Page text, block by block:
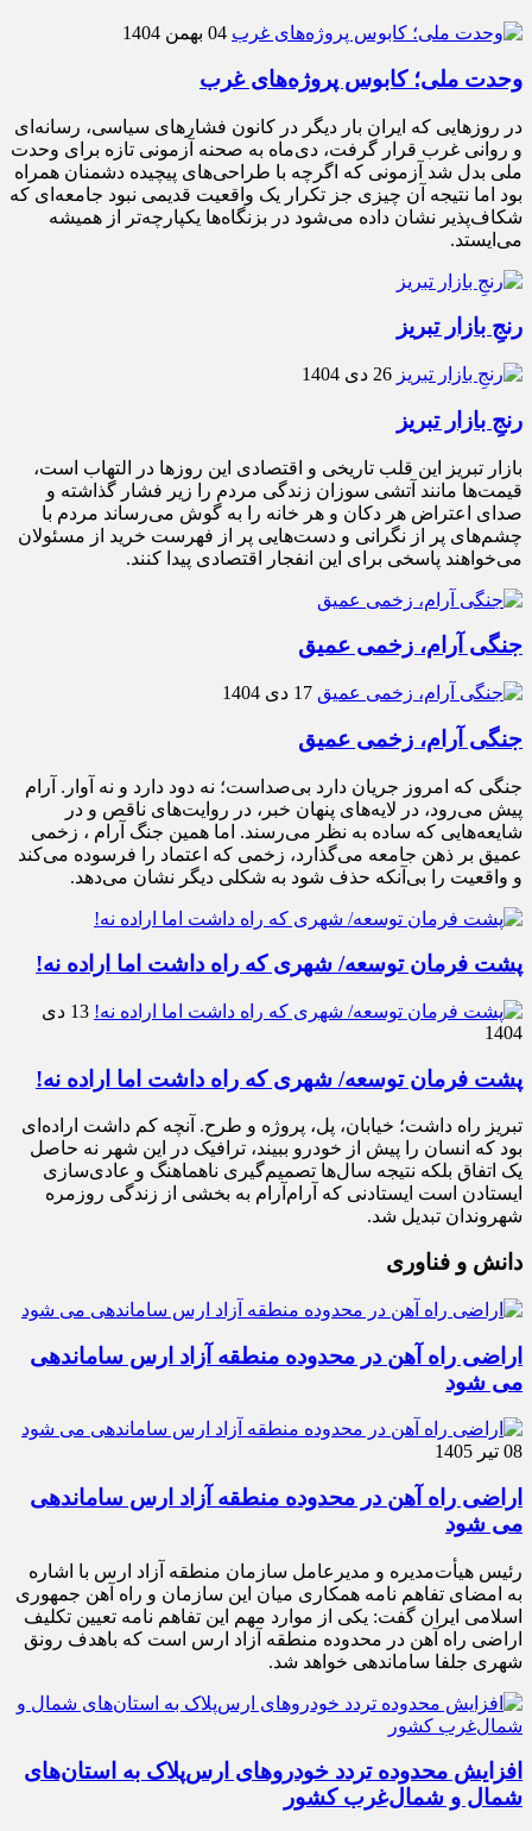
04 بهمن 1404
وحدت ملی؛ کابوس پروژه‌های غرب
در روزهایی که ایران بار دیگر در کانون فشارهای سیاسی، رسانه‌ای
و روانی غرب قرار گرفت، دی‌ماه به صحنه آزمونی تازه برای وحدت
ملی بدل شد آزمونی که اگرچه با طراحی‌های پیچیده دشمنان همراه
بود اما نتیجه آن چیزی جز تکرار یک واقعیت قدیمی نبود جامعه‌ای که
شکاف‌پذیر نشان داده می‌شود در بزنگاه‌ها یکپارچه‌تر از همیشه
می‌ایستد.
رنجِ بازار تبریز
26 دی 1404
رنجِ بازار تبریز
بازار تبریز این قلب تاریخی و اقتصادی این روزها در التهاب است،
قیمت‌ها مانند آتشی سوزان زندگی مردم را زیر فشار گذاشته و
صدای اعتراض هر دکان و هر خانه را به گوش می‌رساند مردم با
چشم‌های پر از نگرانی و دست‌هایی پر از فهرست خرید از مسئولان
می‌خواهند پاسخی برای این انفجار اقتصادی پیدا کنند.
جنگی آرام، زخمی عمیق
17 دی 1404
جنگی آرام، زخمی عمیق
جنگی که امروز جریان دارد بی‌صداست؛ نه دود دارد و نه آوار. آرام
پیش می‌رود، در لایه‌های پنهان خبر، در روایت‌های ناقص و در
شایعه‌هایی که ساده به نظر می‌رسند. اما همین جنگ آرام ، زخمی
عمیق بر ذهن جامعه می‌گذارد، زخمی که اعتماد را فرسوده می‌کند
و واقعیت را بی‌آنکه حذف شود به شکلی دیگر نشان می‌دهد.
پشت فرمان توسعه/ شهری که راه داشت اما اراده نه!
13 دی
1404
پشت فرمان توسعه/ شهری که راه داشت اما اراده نه!
تبریز راه داشت؛ خیابان، پل، پروژه و طرح. آنچه کم داشت اراده‌ای
بود که انسان را پیش از خودرو ببیند، ترافیک در این شهر نه حاصل
یک اتفاق بلکه نتیجه سال‌ها تصمیم‌گیری ناهماهنگ و عادی‌سازی
ایستادن است ایستادنی که آرام‌آرام به بخشی از زندگی روزمره
شهروندان تبدیل شد.
دانش و فناوری
اراضی راه آهن در محدوده منطقه آزاد ارس ساماندهی
می شود
08 تیر 1405
اراضی راه آهن در محدوده منطقه آزاد ارس ساماندهی
می شود
رئیس هیأت‌مدیره و مدیرعامل سازمان منطقه آزاد ارس با اشاره
به امضای تفاهم نامه همکاری میان این سازمان و راه آهن جمهوری
اسلامی ایران گفت: یکی از موارد مهم این تفاهم نامه تعیین تکلیف
اراضی راه آهن در محدوده منطقه آزاد ارس است که باهدف رونق
شهری جلفا ساماندهی خواهد شد.
افزایش محدوده تردد خودروهای ارس‌پلاک به استان‌های
شمال و شمال‌غرب کشور